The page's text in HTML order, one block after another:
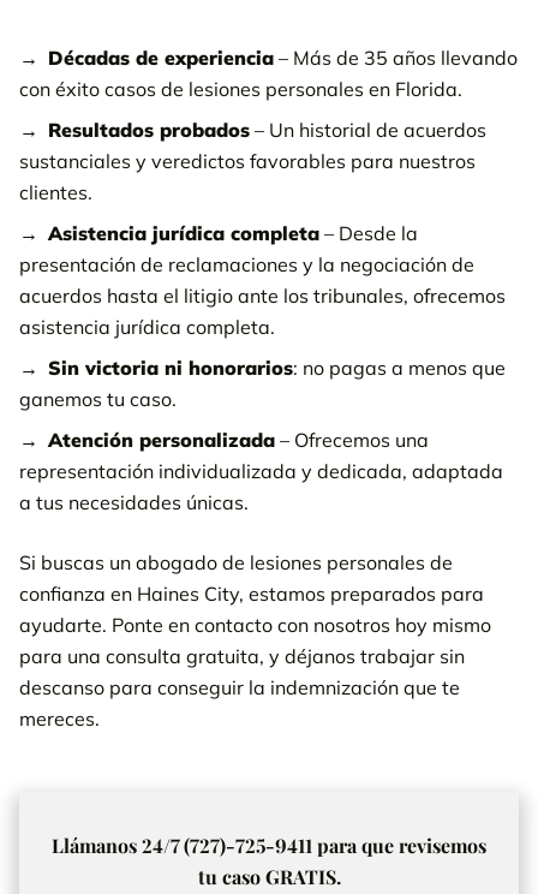
Décadas de experiencia – Más de 35 años llevando
con éxito casos de lesiones personales en Florida.
Resultados probados – Un historial de acuerdos
sustanciales y veredictos favorables para nuestros
clientes.
Asistencia jurídica completa – Desde la
presentación de reclamaciones y la negociación de
acuerdos hasta el litigio ante los tribunales, ofrecemos
asistencia jurídica completa.
Sin victoria ni honorarios: no pagas a menos que
ganemos tu caso.
Atención personalizada – Ofrecemos una
representación individualizada y dedicada, adaptada
a tus necesidades únicas.
Si buscas un abogado de lesiones personales de
confianza en Haines City, estamos preparados para
ayudarte. Ponte en contacto con nosotros hoy mismo
para una consulta gratuita, y déjanos trabajar sin
descanso para conseguir la indemnización que te
mereces.
Llámanos 24/7 (727)-725-9411 para que revisemos
tu caso GRATIS.